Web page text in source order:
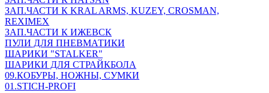
ЗАП.ЧАСТИ К KRAL ARMS, KUZEY, CROSMAN,
REXIMEX
ЗАП.ЧАСТИ К ИЖЕВСК
ПУЛИ ДЛЯ ПНЕВМАТИКИ
ШАРИКИ "STALKER"
ШАРИКИ ДЛЯ СТРАЙКБОЛА
09.КОБУРЫ, НОЖНЫ, СУМКИ
01.STICH-PROFI